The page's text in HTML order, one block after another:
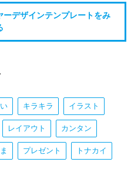
デザインテンプレートをみ
キラキラ イラスト
レイアウト カンタン
プレゼント トナカイ